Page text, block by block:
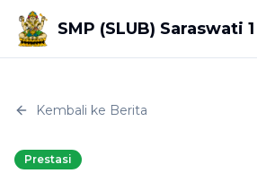
SMP (SLUB) Saraswati
Kembali ke Berita
Prestasi